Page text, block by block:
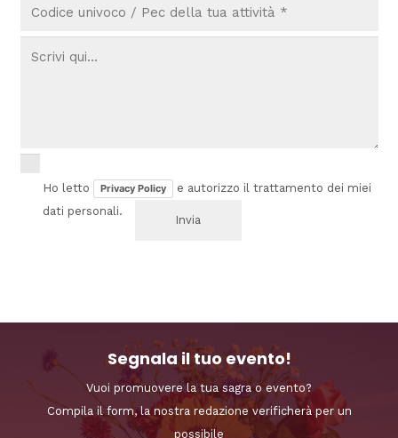
Ho letto Privacy Policy
e autorizzo il trattamento dei miei
dati personali.
Segnala il tuo evento!
Vuoi promuovere la tua sagra o evento?
Compila il form, la nostra redazione verificherà per un
possibile